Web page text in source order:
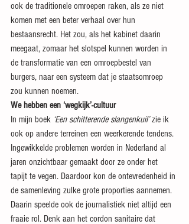
ook de traditionele omroepen raken, als ze niet
komen met een beter verhaal over hun
bestaansrecht. Het zou, als het kabinet daarin
meegaat, zomaar het slotspel kunnen worden in
de transformatie van een omroepbestel van
burgers, naar een systeem dat je staatsomroep
zou kunnen noemen.
We hebben een ‘wegkijk’-cultuur
In mijn boek ‘Een schitterende slangenkuil’ zie ik
ook op andere terreinen een weerkerende tendens.
Ingewikkelde problemen worden in Nederland al
jaren onzichtbaar gemaakt door ze onder het
tapijt te vegen. Daardoor kon de ontevredenheid in
de samenleving zulke grote proporties aannemen.
Daarin speelde ook de journalistiek niet altijd een
fraaie rol. Denk aan het cordon sanitaire dat